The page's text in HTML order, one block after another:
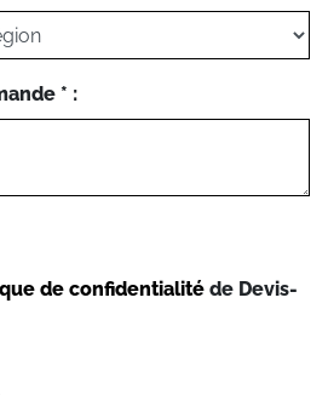
* :
de confidentialité de Devis-